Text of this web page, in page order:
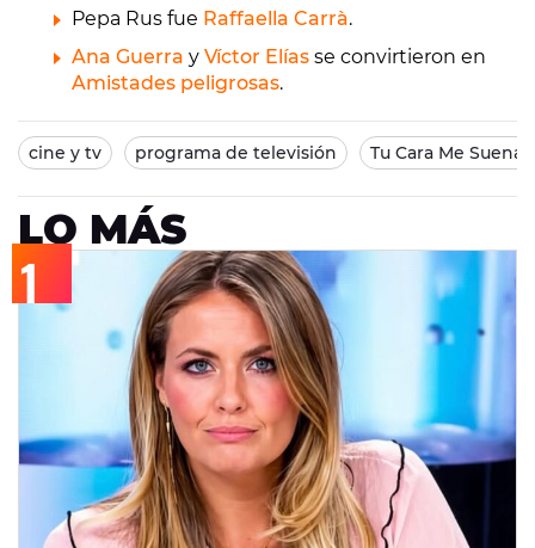
Pepa Rus fue Raffaella Carrà.
Ana Guerra y Víctor Elías se convirtieron en
Amistades peligrosas.
cine y tv programa de televisión Tu Cara Me Suena
LO MÁS